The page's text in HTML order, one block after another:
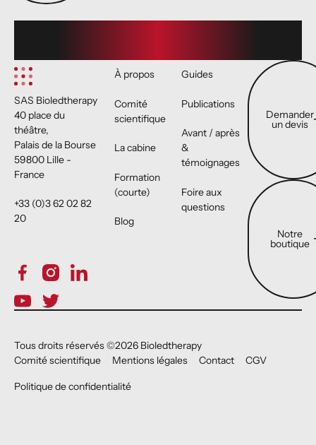
SAS Bioledtherapy
40 place du
théâtre,
Palais de la Bourse
59800 Lille -
France
+33 (0)3 62 02 82
20
À propos
Comité
scientifique
La cabine
Formation
(courte)
Blog
Guides
Publications
Avant / après
&
témoignages
Foire aux
questions
Demander un
Demander
un devis
Notre
Notre
boutique
Tous droits réservés ©2026 Bioledtherapy
Comité scientifique
Mentions légales Contact CGV
Politique de confidentialité